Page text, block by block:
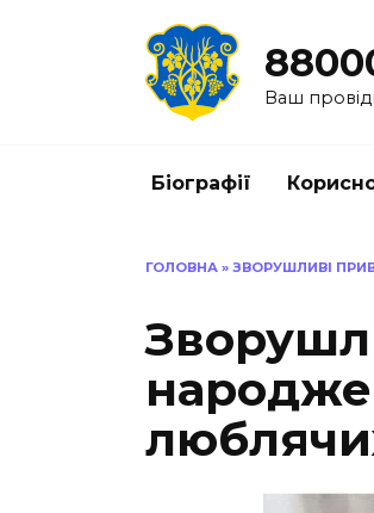
Ваш
Біографії
ГОЛОВНА » ЗВОРУШЛИВІ